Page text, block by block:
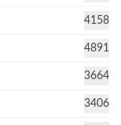
4158
4891
3664
3406